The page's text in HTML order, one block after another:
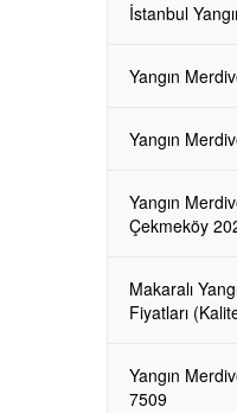
İstanbul
Yangın
Yangın
Yangın
Çekmeköy
Makaralı
Fiyatları
Yangın
7509